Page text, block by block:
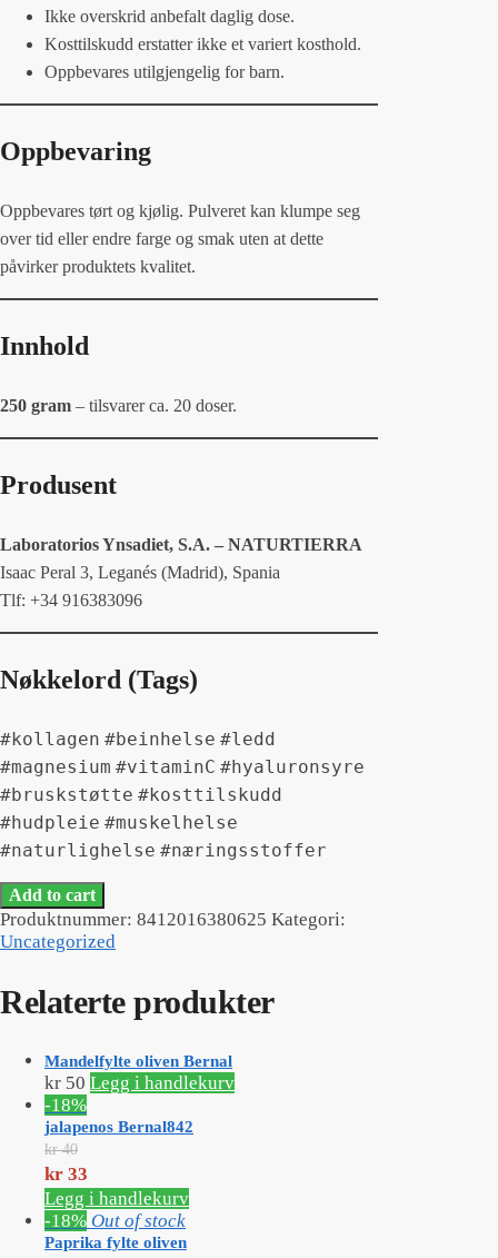
Ikke overskrid anbefalt daglig dose.
Kosttilskudd erstatter ikke et variert kosthold.
Oppbevares utilgjengelig for barn.
Oppbevaring
Oppbevares tørt og kjølig. Pulveret kan klumpe seg
over tid eller endre farge og smak uten at dette
påvirker produktets kvalitet.
Innhold
250 gram – tilsvarer ca. 20 doser.
Produsent
Laboratorios Ynsadiet, S.A. – NATURTIERRA
Isaac Peral 3, Leganés (Madrid), Spania
Tlf: +34 916383096
Nøkkelord (Tags)
#kollagen #beinhelse #ledd
#magnesium #vitaminC #hyaluronsyre
#bruskstøtte #kosttilskudd
#hudpleie #muskelhelse
#naturlighelse #næringsstoffer
Add to cart
Produktnummer: 8412016380625 Kategori:
Uncategorized
Relaterte produkter
Mandelfylte oliven Bernal
kr 50 Legg i handlekurv
-18%
jalapenos Bernal842
kr40
Opprinnelig
pris
var:
kr 40.
kr 33
Nåværende
pris
er:
Legg i handlekurv
-18% Out of stock
Paprika fylte oliven